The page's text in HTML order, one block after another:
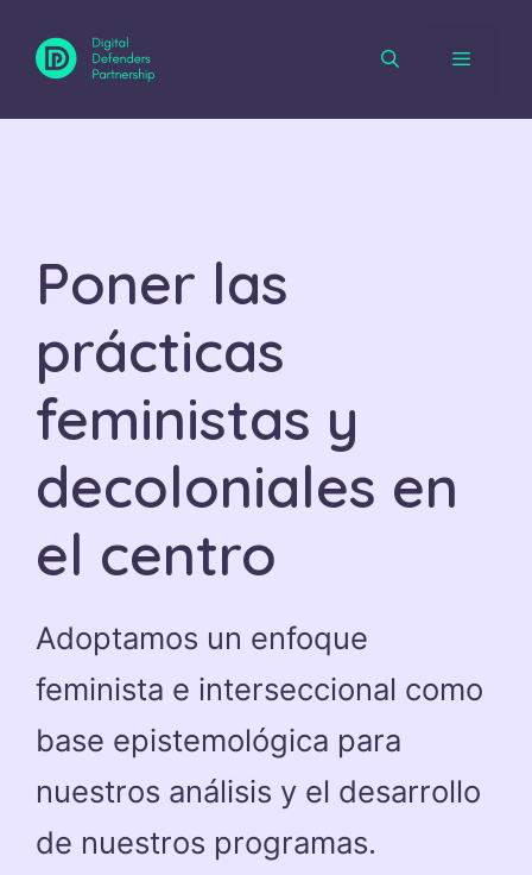
contenido
Poner las
prácticas
feministas y
decoloniales en
el centro
Adoptamos un enfoque
feminista e interseccional como
base epistemológica para
nuestros análisis y el desarrollo
de nuestros programas.